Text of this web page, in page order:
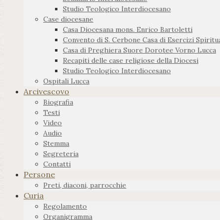
Studio Teologico Interdiocesano
Case diocesane
Casa Diocesana mons. Enrico Bartoletti
Convento di S. Cerbone Casa di Esercizi
Casa di Preghiera Suore Dorotee Vorno Lucca
Recapiti delle case religiose della Diocesi
Studio Teologico Interdiocesano
Ospitali Lucca
Arcivescovo
Biografia
Testi
Video
Audio
Stemma
Segreteria
Contatti
Persone
Preti, diaconi, parrocchie
Curia
Regolamento
Organigramma